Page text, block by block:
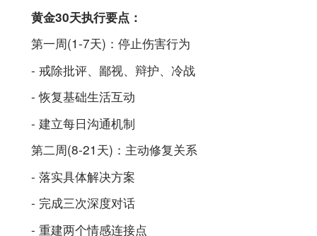
黄金30天执行要点：
第一周(1-7天)：停止伤害行为
- 戒除批评、鄙视、辩护、冷战
- 恢复基础生活互动
- 建立每日沟通机制
第二周(8-21天)：主动修复关系
- 落实具体解决方案
- 完成三次深度对话
- 重建两个情感连接点